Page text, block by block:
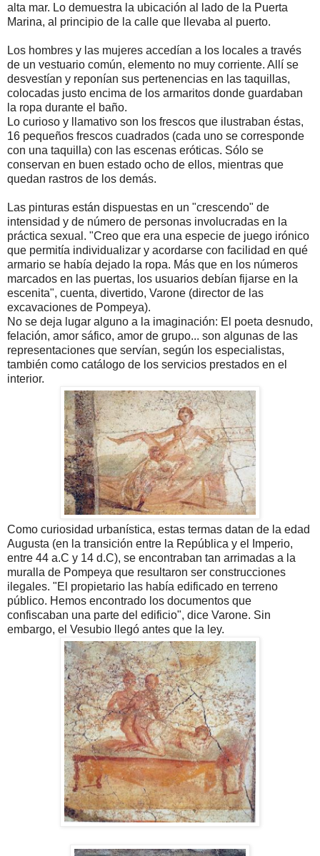
alta mar. Lo demuestra la ubicación al lado de la Puerta
Marina, al principio de la calle que llevaba al puerto.
Los hombres y las mujeres accedían a los locales a través
de un vestuario común, elemento no muy corriente. Allí se
desvestían y reponían sus pertenencias en las taquillas,
colocadas justo encima de los armaritos donde guardaban
la ropa durante el baño.
Lo curioso y llamativo son los frescos que ilustraban éstas,
16 pequeños frescos cuadrados (cada uno se corresponde
con una taquilla) con las escenas eróticas. Sólo se
conservan en buen estado ocho de ellos, mientras que
quedan rastros de los demás.
Las pinturas están dispuestas en un "crescendo" de
intensidad y de número de personas involucradas en la
práctica sexual. "Creo que era una especie de juego irónico
que permitía individualizar y acordarse con facilidad en qué
armario se había dejado la ropa. Más que en los números
marcados en las puertas, los usuarios debían fijarse en la
escenita", cuenta, divertido, Varone (director de las
excavaciones de Pompeya).
No se deja lugar alguno a la imaginación: El poeta desnudo,
felación, amor sáfico, amor de grupo... son algunas de las
representaciones que servían, según los especialistas,
también como catálogo de los servicios prestados en el
interior.
Como curiosidad urbanística, estas termas datan de la edad
Augusta (en la transición entre la República y el Imperio,
entre 44 a.C y 14 d.C), se encontraban tan arrimadas a la
muralla de Pompeya que resultaron ser construcciones
ilegales. "El propietario las había edificado en terreno
público. Hemos encontrado los documentos que
confiscaban una parte del edificio", dice Varone. Sin
embargo, el Vesubio llegó antes que la ley.